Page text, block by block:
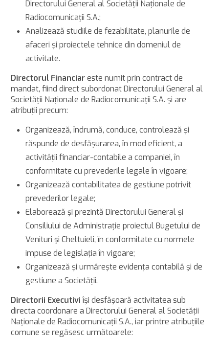
Directorului General al Societății Naționale de
Radiocomunicații S.A.;
Analizează studiile de fezabilitate, planurile de
afaceri şi proiectele tehnice din domeniul de
activitate.
Directorul Financiareste numit prin contract de
mandat, fiind direct subordonat Directorului General al
Societăţii Naţionale de Radiocomunicaţii S.A. şi are
atribuţii precum:
Organizează, îndrumă, conduce, controlează şi
răspunde de desfăşurarea, în mod eficient, a
activităţii financiar-contabile a companiei, în
conformitate cu prevederile legale în vigoare;
Organizează contabilitatea de gestiune potrivit
prevederilor legale;
Elaborează şi prezintă Directorului General şi
Consiliului de Administraţie proiectul Bugetului de
Venituri şi Cheltuieli, în conformitate cu normele
impuse de legislaţia în vigoare;
Organizează și urmărește evidența contabilă și de
gestiune a Societății.
Directorii Executiviîşi desfăşoară activitatea sub
directa coordonare a Directorului General al Societăţii
Naţionale de Radiocomunicaţii S.A., iar printre atribuţiile
comune se regăsesc următoarele: